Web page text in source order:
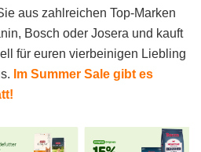
aus zahlreichen Top-Marken
Bosch oder Josera und kauft
für euren vierbeinigen Liebling
Im Summer Sale gibt es